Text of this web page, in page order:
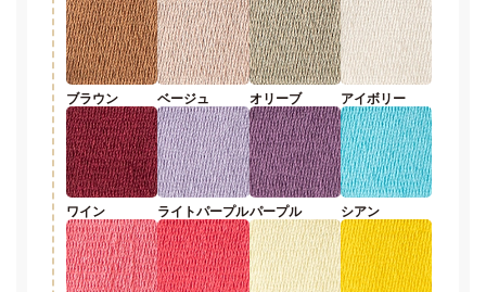
ブラウン ベージュ オリーブ アイボリー
ワイン ライトパープルパープル シアン